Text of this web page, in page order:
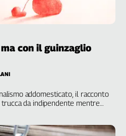
con il guinzaglio
addomesticato, il racconto
trucca da indipendente mentre